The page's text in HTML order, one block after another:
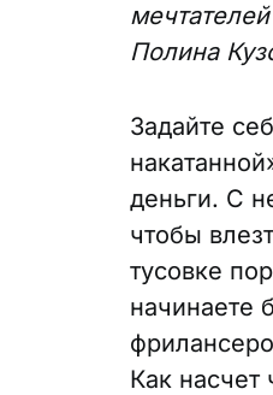
Полина
Задайте
деньги. С
чтобы
тусовке
начинаете
Как насчет